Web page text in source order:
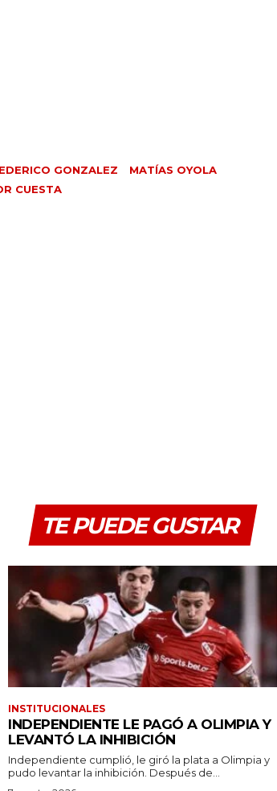
GONZALEZ
MATÍAS OYOLA
CUESTA
TE PUEDE GUSTAR
INSTITUCIONALES
INDEPENDIENTE LE PAGÓ A OLIMPIA Y
LEVANTÓ LA INHIBICIÓN
Independiente cumplió, le giró la plata a Olimpia y
pudo levantar la inhibición. Después de...